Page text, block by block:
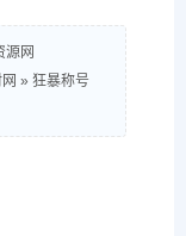
源网
» 狂暴称号